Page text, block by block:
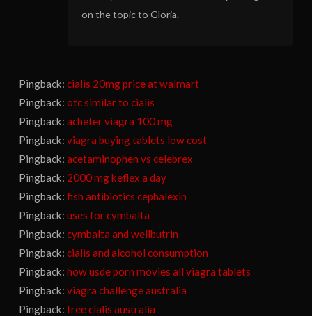
on the topic to Gloria.
Pingback:cialis 20mg price at walmart
Pingback:otc similar to cialis
Pingback:acheter viagra 100 mg
Pingback:viagra buying tablets low cost
Pingback:acetaminophen vs celebrex
Pingback: 2000 mg keflex a day
Pingback:fish antibiotics cephalexin
Pingback:uses for cymbalta
Pingback:cymbalta and wellbutrin
Pingback:cialis and alcohol consumption
Pingback:how usde porn movies all viagra tablets
Pingback:viagra challenge australia
Pingback:free cialis australia